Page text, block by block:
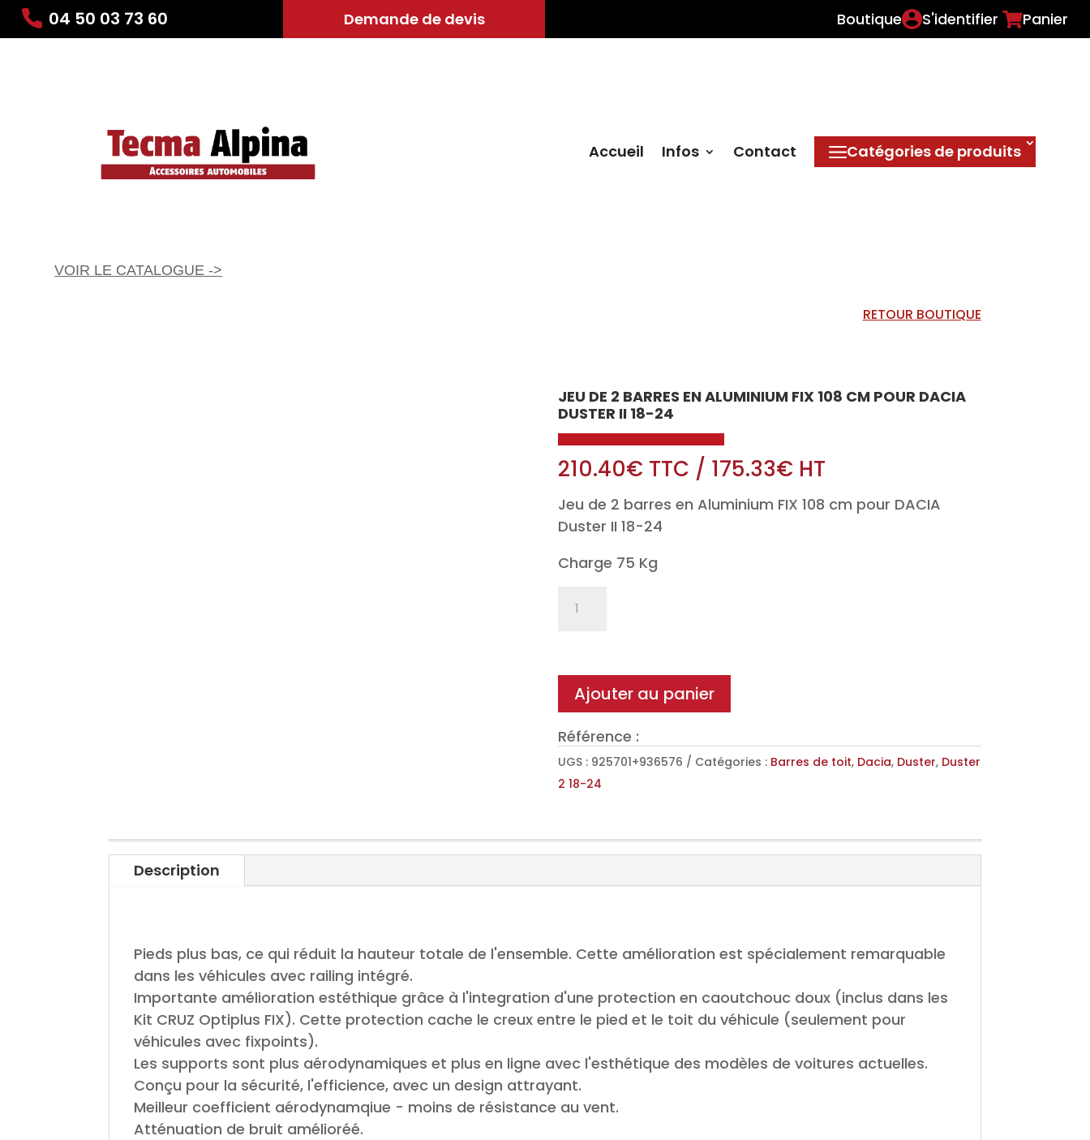
04 50 03 73 60 Demande de devis Boutique S'identifier Panier
Accueil Infos Contact Catégories de produits
VOIR LE CATALOGUE ->
RETOUR BOUTIQUE
JEU DE 2 BARRES EN ALUMINIUM FIX 108 CM POUR DACIA
DUSTER II 18-24
210.40€ TTC / 175.33€ HT
Jeu de 2 barres en Aluminium FIX 108 cm pour DACIA
Duster II 18-24
Charge 75 Kg
barres
en
Aluminium
FIX
108
pour
DACIA
Duster
24
Ajouter au panier
Référence :
UGS : 925701+936576 Catégories : Barres de toit, Dacia, Duster, Duster
2 18-24
Description
Pieds plus bas, ce qui réduit la hauteur totale de l'ensemble. Cette amélioration est spécialement remarquable
dans les véhicules avec railing intégré.
Importante amélioration estéthique grâce à l'integration d'une protection en caoutchouc doux (inclus dans les
Kit CRUZ Optiplus FIX). Cette protection cache le creux entre le pied et le toit du véhicule (seulement pour
véhicules avec fixpoints).
Les supports sont plus aérodynamiques et plus en ligne avec l'esthétique des modèles de voitures actuelles.
Conçu pour la sécurité, l'efficience, avec un design attrayant.
Meilleur coefficient aérodynamqiue - moins de résistance au vent.
Atténuation de bruit amélioréé.